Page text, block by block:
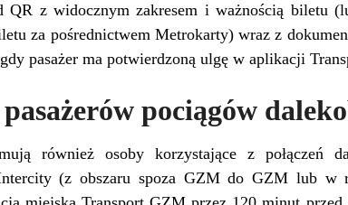
QR z widocznym zakresem i ważnością biletu
za pośrednictwem Metrokarty) wraz z
pasażer ma potwierdzoną ulgę w aplikacji
pociągów
również osoby korzystające z połączeń
(z obszaru spoza GZM do GZM lub w